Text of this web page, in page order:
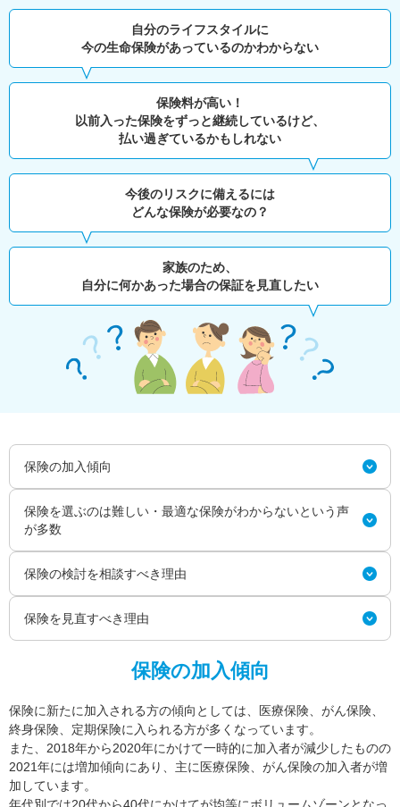
自分のライフスタイルに
今の生命保険があっているのかわからない
保険料が高い！
以前入った保険をずっと継続しているけど、
払い過ぎているかもしれない
今後のリスクに備えるには
どんな保険が必要なの？
家族のため、
自分に何かあった場合の保証を見直したい
保険の加入傾向
保険を選ぶのは難しい・最適な保険がわからないという声
が多数
保険の検討を相談すべき理由
保険を見直すべき理由
保険の加入傾向
保険に新たに加入される方の傾向としては、医療保険、がん保険、
終身保険、定期保険に入られる方が多くなっています。
また、2018年から2020年にかけて一時的に加入者が減少したものの
2021年には増加傾向にあり、主に医療保険、がん保険の加入者が増
加しています。